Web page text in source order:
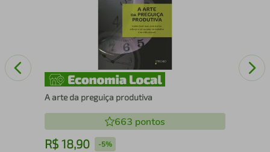
A arte da preguiça produtiva
663 pontos
R$ 18,90 -5%